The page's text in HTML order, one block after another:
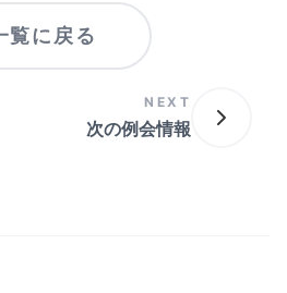
覧に戻る
NEXT
次の例会情報